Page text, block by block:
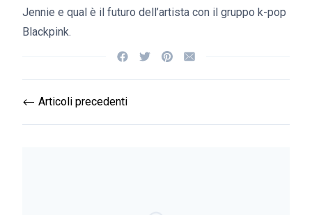
Jennie e qual è il futuro dell’artista con il gruppo k-pop
Blackpink.
⟵ Articoli precedenti